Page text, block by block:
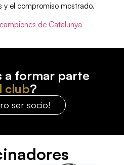
y el compromiso mostrado.
a formar parte
club?
ser socio!